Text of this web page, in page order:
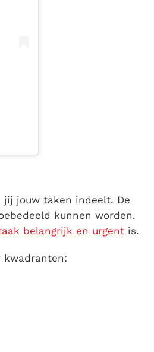
jij jouw taken indeelt. De
kunnen worden.
belangrijk en urgent is.
kwadranten: